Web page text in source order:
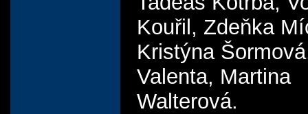
Kouřil, Zdeňka
Kristýna
Valenta, Martina
Walterová.